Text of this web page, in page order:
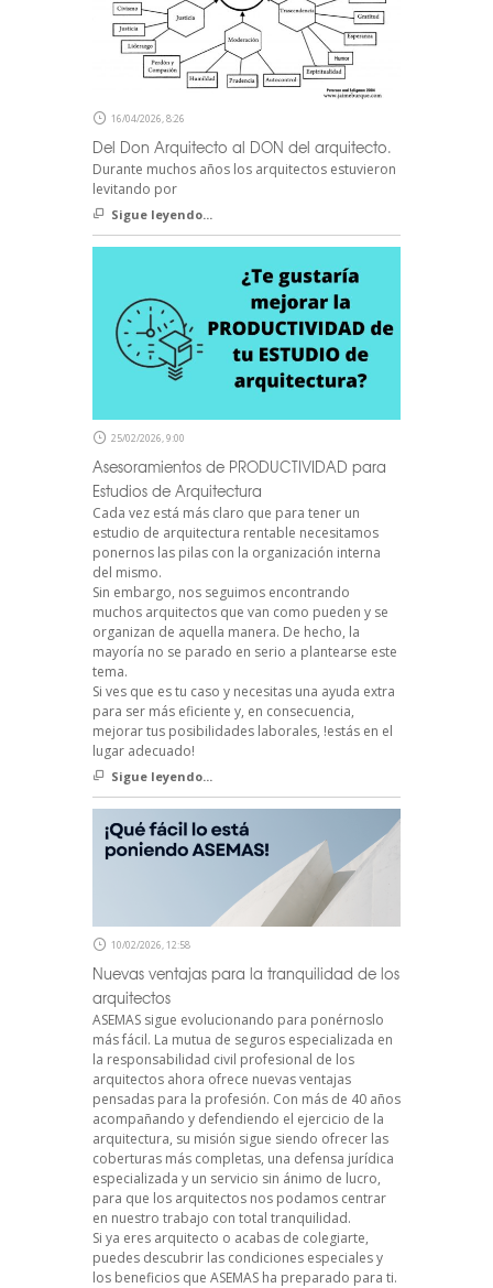
16/04/2026, 8:26
Del Don Arquitecto al DON del arquitecto.
Durante muchos años los arquitectos estuvieron
levitando por
Sigue leyendo...
25/02/2026, 9:00
Asesoramientos de PRODUCTIVIDAD para
Estudios de Arquitectura
Cada vez está más claro que para tener un
estudio de arquitectura rentable necesitamos
ponernos las pilas con la organización interna
del mismo.
Sin embargo, nos seguimos encontrando
muchos arquitectos que van como pueden y se
organizan de aquella manera. De hecho, la
mayoría no se parado en serio a plantearse este
tema.
Si ves que es tu caso y necesitas una ayuda extra
para ser más eficiente y, en consecuencia,
mejorar tus posibilidades laborales, !estás en el
lugar adecuado!
Sigue leyendo...
10/02/2026, 12:58
Nuevas ventajas para la tranquilidad de los
arquitectos
ASEMAS sigue evolucionando para ponérnoslo
más fácil. La mutua de seguros especializada en
la responsabilidad civil profesional de los
arquitectos ahora ofrece nuevas ventajas
pensadas para la profesión. Con más de 40 años
acompañando y defendiendo el ejercicio de la
arquitectura, su misión sigue siendo ofrecer las
coberturas más completas, una defensa jurídica
especializada y un servicio sin ánimo de lucro,
para que los arquitectos nos podamos centrar
en nuestro trabajo con total tranquilidad.
Si ya eres arquitecto o acabas de colegiarte,
puedes descubrir las condiciones especiales y
los beneficios que ASEMAS ha preparado para ti.